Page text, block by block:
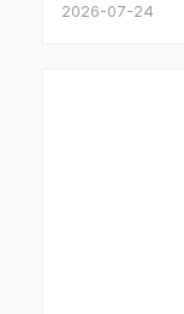
2026-07-24